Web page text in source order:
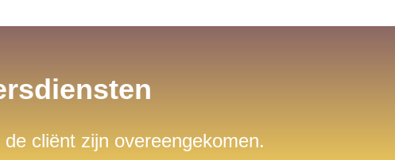
cliënt zijn overeengekomen.